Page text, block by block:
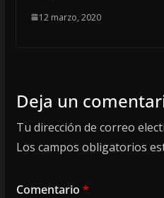
12 marzo, 2020
Deja un
Tu dirección de correo
Los campos obligatorios
Comentario *